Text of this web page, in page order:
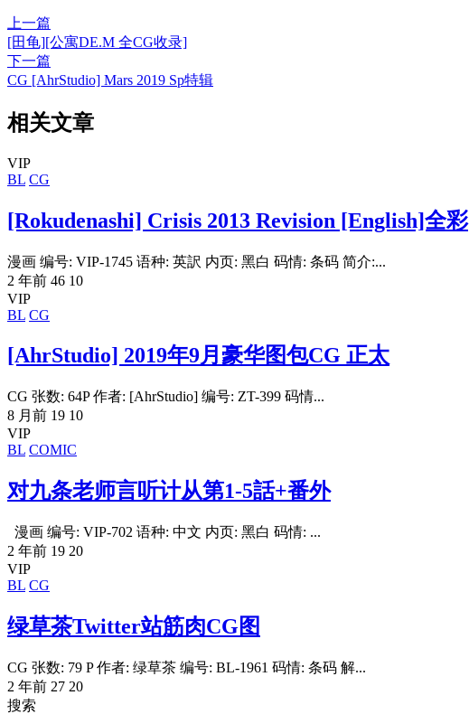
上一篇
[田龟][公寓DE.M 全CG收录]
下一篇
CG [AhrStudio] Mars 2019 Sp特辑
相关文章
VIP
BL CG
[Rokudenashi] Crisis 2013 Revision [English]全彩
漫画 编号: VIP-1745 语种: 英訳 内页: 黑白 码情: 条码 简介:...
2 年前 46 10
VIP
BL CG
[AhrStudio] 2019年9月豪华图包CG 正太
CG 张数: 64P 作者: [AhrStudio] 编号: ZT-399 码情...
8 月前 19 10
VIP
BL COMIC
对九条老师言听计从第1-5話+番外
漫画 编号: VIP-702 语种: 中文 内页: 黑白 码情: ...
2 年前 19 20
VIP
BL CG
绿草茶Twitter站筋肉CG图
CG 张数: 79 P 作者: 绿草茶 编号: BL-1961 码情: 条码 解...
2 年前 27 20
搜索